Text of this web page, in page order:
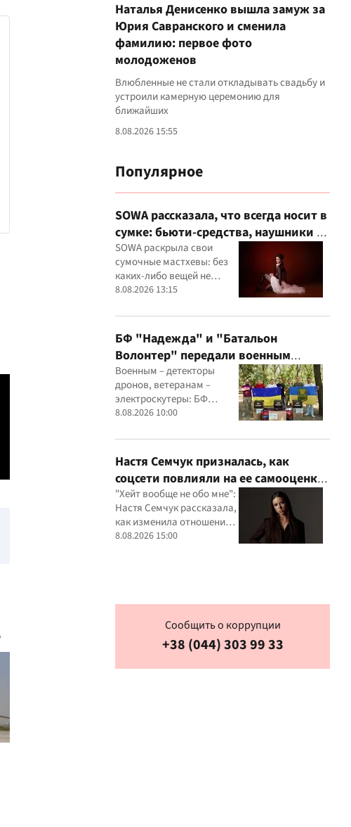
Наталья Денисенко вышла замуж за
Юрия Савранского и сменила
фамилию: первое фото
молодоженов
Влюбленные не стали откладывать свадьбу и
устроили камерную церемонию для
ближайших
8.08.2026 15:55
Популярное
SOWA рассказала, что всегда носит в
сумке: бьюти-средства, наушники и
флешки с музыкой
SOWA раскрыла свои
сумочные мастхевы: без
каких-либо вещей не
выходит из дома
8.08.2026 13:15
БФ "Надежда" и "Батальон
Волонтер" передали военным
детекторы дронов, Starlink и
генераторы
Военным – детекторы
дронов, ветеранам –
электроскутеры: БФ
"Надежда" и "Батальон
миссию
8.08.2026 10:00
Настя Семчук призналась, как
соцсети повлияли на ее самооценку:
"Я стала сомневаться в себе"
"Хейт вообще не обо мне":
Настя Семчук рассказала,
как изменила отношение к
критике
8.08.2026 15:00
Сообщить о коррупции
+38 (044) 303 99 33